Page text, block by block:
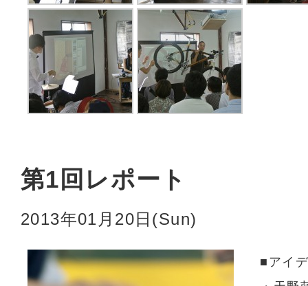
第1回レポート
2013年01月20日(Sun)
■アイ